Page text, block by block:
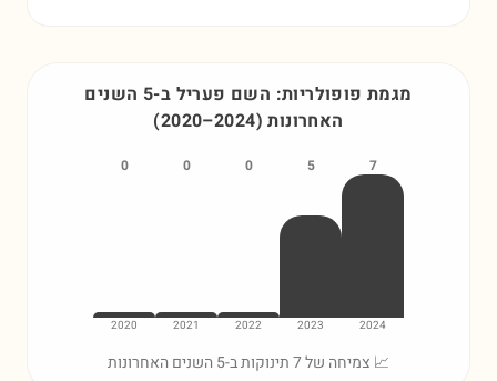
מגמת פופולריות: השם פעריל
ב-5 השנים
האחרונות
(2020–2024)
7
2024
5
2023
0
2022
0
2021
0
2020
📈 צמיחה של 7 תינוקות ב-5 השנים האחרונות